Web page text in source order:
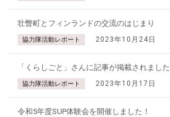
壮瞥町とフィンランドの交流のはじまり
協力隊活動レポート 2023年10月24日
「くらしごと」さんに記事が掲載されました
協力隊活動レポート 2023年10月17日
令和5年度SUP体験会を開催しました！